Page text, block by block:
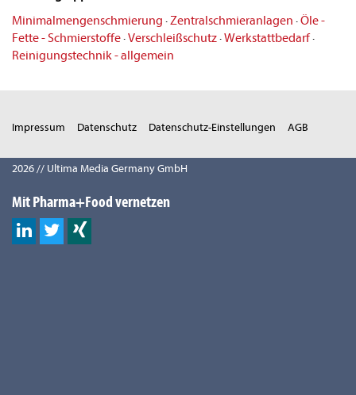
Minimalmengenschmierung · Zentralschmieranlagen ·Öle -
Fette - Schmierstoffe·Verschleißschutz·Werkstattbedarf·
Reinigungstechnik - allgemein
Impressum Datenschutz Datenschutz-Einstellungen AGB
2026 // Ultima Media Germany GmbH
Mit Pharma+Food vernetzen